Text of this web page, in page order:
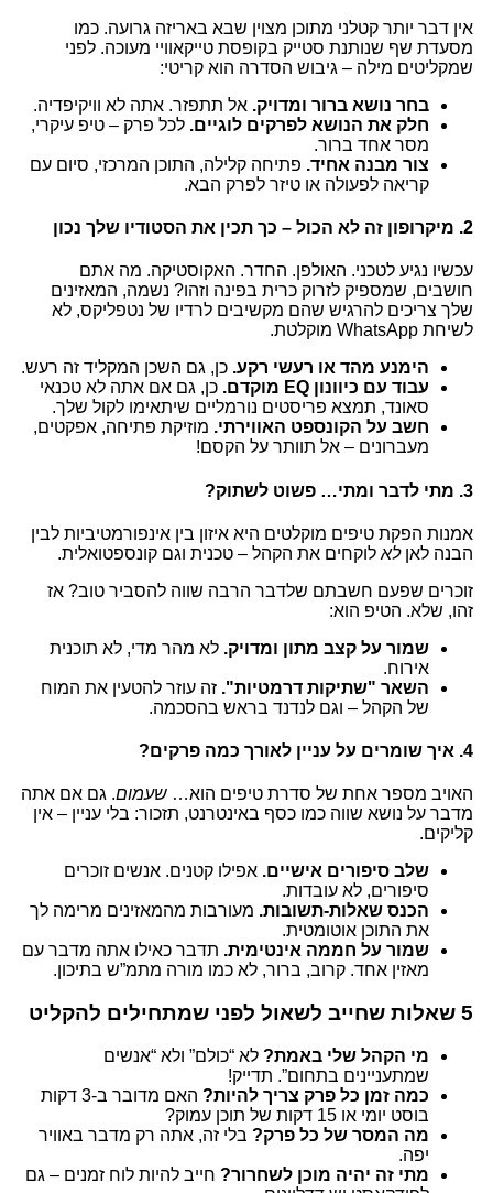
אין דבר יותר קטלני מתוכן מצוין שבא באריזה גרועה. כמו
מסעדת שף שנותנת סטייק בקופסת טייקאוויי מעוכה. לפני
שמקליטים מילה – גיבוש הסדרה הוא קריטי:
בחר נושא ברור ומדויק. אל תתפזר. אתה לא וויקיפדיה.
חלק את הנושא לפרקים לוגיים. לכל פרק – טיפ עיקרי,
מסר אחד ברור.
צור מבנה אחיד. פתיחה קלילה, התוכן המרכזי, סיום עם
קריאה לפעולה או טיזר לפרק הבא.
2. מיקרופון זה לא הכול – כך תכין את הסטודיו שלך נכון
עכשיו נגיע לטכני. האולפן. החדר. האקוסטיקה. מה אתם
חושבים, שמספיק לזרוק כרית בפינה וזהו? נשמה, המאזינים
שלך צריכים להרגיש שהם מקשיבים לרדיו של נטפליקס, לא
לשיחת WhatsApp מוקלטת.
הימנע מהד או רעשי רקע. כן, גם השכן המקליד זה רעש.
עבוד עם כיוונון EQ מוקדם.
כן, גם אם אתה לא טכנאי
סאונד, תמצא פריסטים נורמליים שיתאימו לקול שלך.
חשב על הקונספט האווירתי. מוזיקת פתיחה, אפקטים,
מעברונים – אל תוותר על הקסם!
3. מתי לדבר ומתי… פשוט לשתוק?
אמנות הפקת טיפים מוקלטים היא איזון בין אינפורמטיביות לבין
הבנה לאןלא לוקחים את הקהל – טכנית וגם קונספטואלית.
זוכרים שפעם חשבתם שלדבר הרבה שווה להסביר טוב? אז
זהו, שלא. הטיפ הוא:
שמור על קצב מתון ומדויק. לא מהר מדי, לא תוכנית
אירוח.
השאר "שתיקות דרמטיות". זה עוזר להטעין את המוח
של הקהל – וגם לנדנד בראש בהסכמה.
4. איך שומרים על עניין לאורך כמה פרקים?
האויב מספר אחת של סדרת טיפים הוא… שעמום. גם אם אתה
מדבר על נושא שווה כמו כסף באינטרנט, תזכור: בלי עניין – אין
קליקים.
שלב סיפורים אישיים. אפילו קטנים. אנשים זוכרים
סיפורים, לא עובדות.
הכנס שאלות-תשובות. מעורבות מהמאזינים מרימה לך
את התוכן אוטומטית.
שמור על חממה אינטימית. תדבר כאילו אתה מדבר עם
מאזין אחד. קרוב, ברור, לא כמו מורה מתמ”ש בתיכון.
5 שאלות שחייב לשאול לפני שמתחילים להקליט
מי הקהל שלי באמת? לא “כולם” ולא “אנשים
שמתעניינים בתחום”. תדייק!
כמה זמן כל פרק צריך להיות?
האם מדובר ב-3 דקות
בוסט יומי או 15 דקות של תוכן עמוק?
מה המסר של כל פרק? בלי זה, אתה רק מדבר באוויר
יפה.
מתי זה יהיה מוכן לשחרור? חייב להיות לוח זמנים – גם